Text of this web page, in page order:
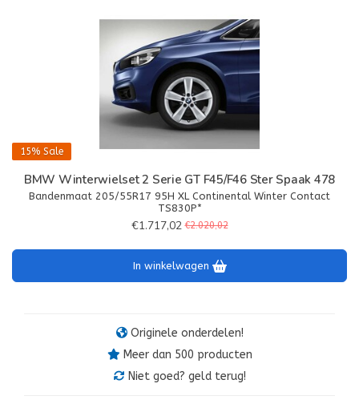
15% Sale
BMW Winterwielset 2 Serie GT F45/F46 Ster Spaak 478
Bandenmaat 205/55R17 95H XL Continental Winter Contact
TS830P*
€1.717,02 €2.020,02
In winkelwagen
Originele onderdelen!
Meer dan 500 producten
Niet goed? geld terug!